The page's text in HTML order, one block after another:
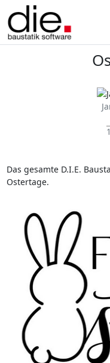
Das gesamte D.I.E.
Ostertage.